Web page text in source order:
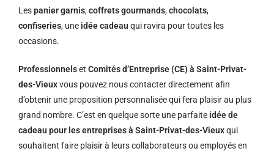
Lespanier garnis,coffrets gourmands,chocolats,
confiseries, une idée cadeau qui ravira pour toutes les
occasions.
Professionnelset Comités d’Entreprise (CE) à Saint-Privat-
des-Vieuxvous pouvez nous contacter directement afin
d’obtenir une proposition personnalisée qui fera plaisir au plus
grand nombre. C’est en quelque sorte une parfaite idée de
cadeau pour les entreprises à Saint-Privat-des-Vieuxqui
souhaitent faire plaisir à leurs collaborateurs ou employés en